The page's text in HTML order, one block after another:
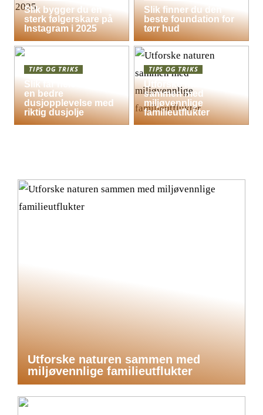
Slik bygger du en
sterk følgerskare på
Instagram i 2025
Slik finner du den
beste foundation for
tørr hud
TIPS OG TRIKS
Slik får hele familien
en bedre
dusjopplevelse med
riktig dusjolje
TIPS OG TRIKS
Utforske naturen
sammen med
miljøvennlige
familieutflukter
Utforske naturen sammen med
miljøvennlige familieutflukter